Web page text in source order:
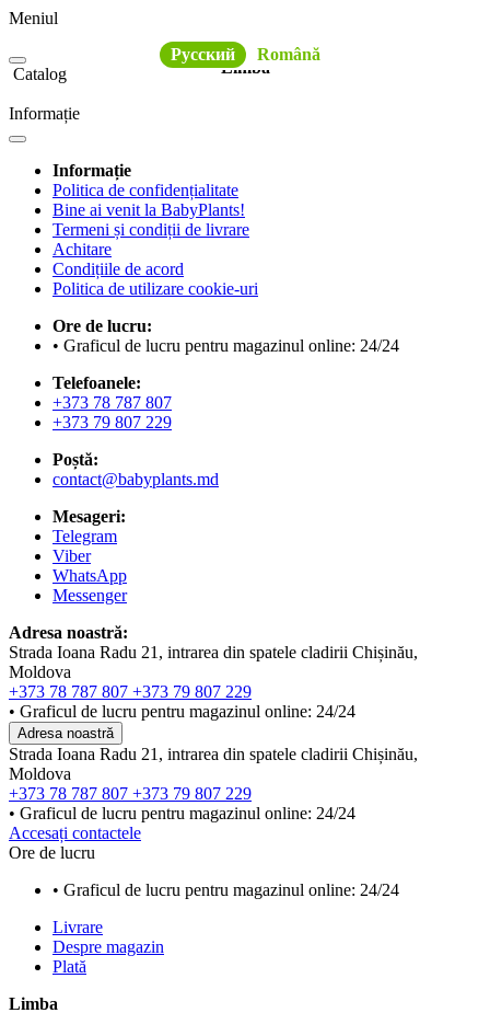
Meniul
Limba
Русский
Română
Catalog
Informație
Informație
Politica de confidențialitate
Bine ai venit la BabyPlants!
Termeni și condiții de livrare
Achitare
Condițiile de acord
Politica de utilizare cookie-uri
Ore de lucru:
• Graficul de lucru pentru magazinul online: 24/24
Telefoanele:
+373 78 787 807
+373 79 807 229
Poștă:
contact@babyplants.md
Mesageri:
Telegram
Viber
WhatsApp
Messenger
Adresa noastră:
Strada Ioana Radu 21, intrarea din spatele cladirii Chișinău,
Moldova
+373 78 787 807 +373 79 807 229
• Graficul de lucru pentru magazinul online: 24/24
Adresa noastră
Strada Ioana Radu 21, intrarea din spatele cladirii Chișinău,
Moldova
+373 78 787 807 +373 79 807 229
• Graficul de lucru pentru magazinul online: 24/24
Accesați contactele
Ore de lucru
• Graficul de lucru pentru magazinul online: 24/24
Livrare
Despre magazin
Plată
Limba